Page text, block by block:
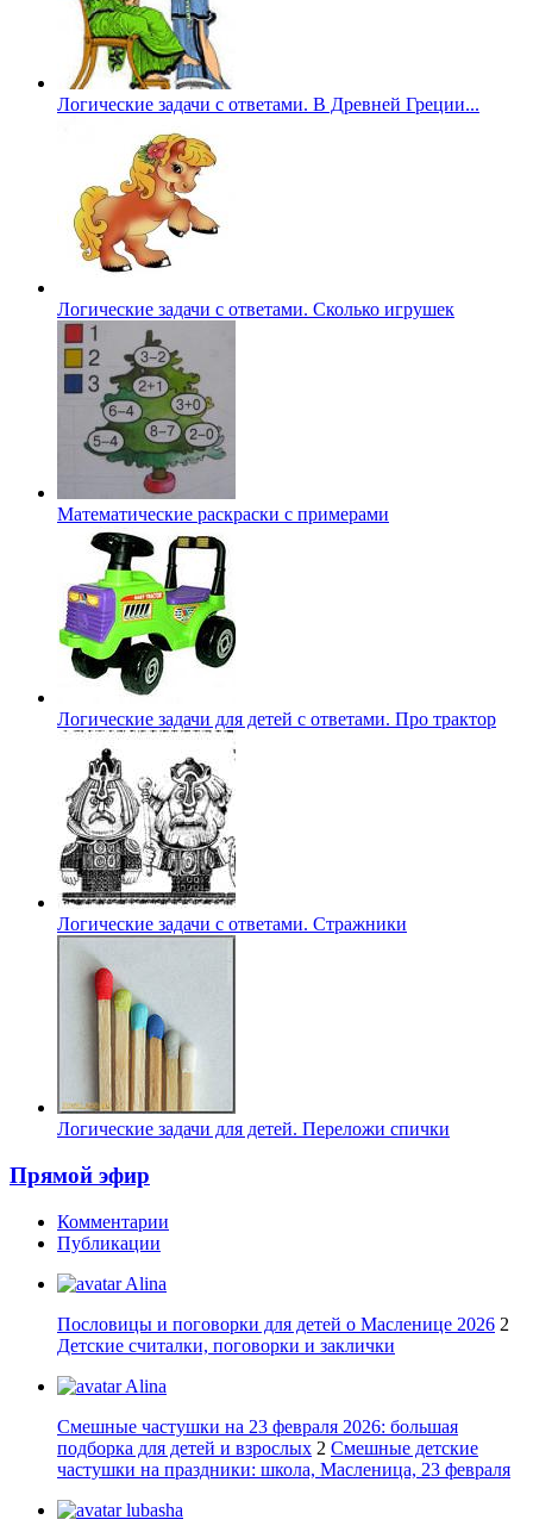
Логические задачи с ответами. В Древней Греции...
Логические задачи с ответами. Сколько игрушек
Математические раскраски с примерами
Логические задачи для детей с ответами. Про трактор
Логические задачи с ответами. Стражники
Логические задачи для детей. Переложи спички
Прямой эфир
Комментарии
Публикации
Alina
Пословицы и поговорки для детей о Масленице 2026 2
Детские считалки, поговорки и заклички
Alina
Смешные частушки на 23 февраля 2026: большая
подборка для детей и взрослых 2 Смешные детские
частушки на праздники: школа, Масленица, 23 февраля
lubasha